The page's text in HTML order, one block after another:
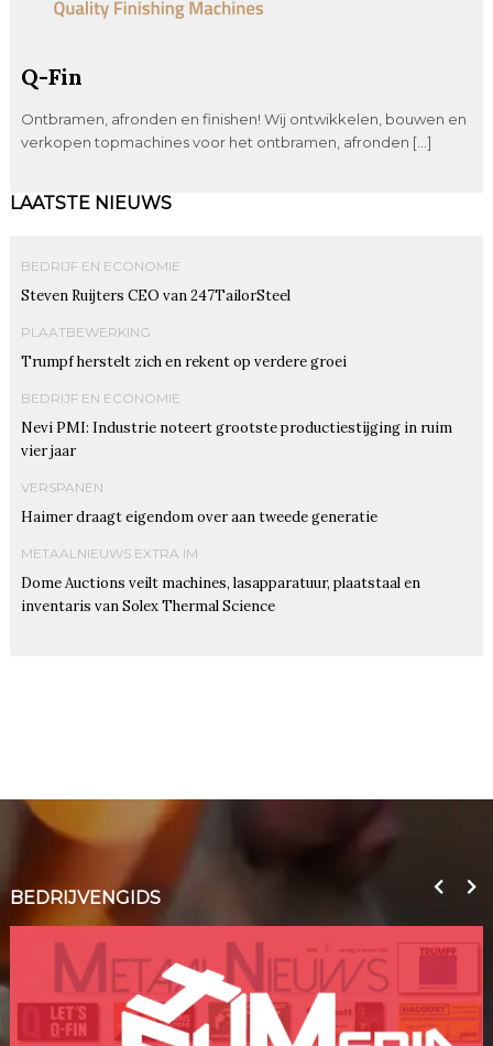
Q-Fin
Ontbramen, afronden en finishen! Wij ontwikkelen, bouwen en
verkopen topmachines voor het ontbramen, afronden […]
LAATSTE NIEUWS
BEDRIJF EN ECONOMIE
Steven Ruijters CEO van 247TailorSteel
PLAATBEWERKING
Trumpf herstelt zich en rekent op verdere groei
BEDRIJF EN ECONOMIE
Nevi PMI: Industrie noteert grootste productiestijging in ruim
vier jaar
VERSPANEN
Haimer draagt eigendom over aan tweede generatie
METAALNIEUWS EXTRA IM
Dome Auctions veilt machines, lasapparatuur, plaatstaal en
inventaris van Solex Thermal Science
BEDRIJVENGIDS